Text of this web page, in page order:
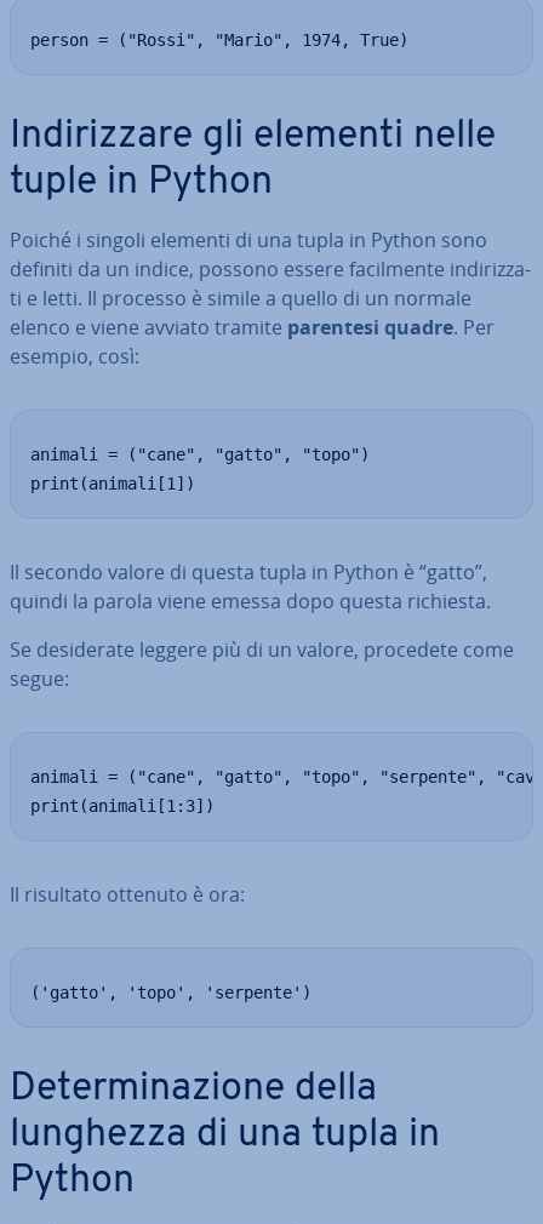
person = ("Rossi", "Mario", 1974, True)
In­di­riz­za­re gli elementi nelle
tuple in Python
Poiché i singoli elementi di una tupla in Python sono
definiti da un indice, possono essere fa­cil­men­te in­di­riz­za­
ti e letti. Il processo è simile a quello di un normale
elenco e viene avviato tramite parentesi quadre. Per
esempio, così:
animali = ("cane", "gatto", "topo")
print(animali[1])
Il secondo valore di questa tupla in Python è “gatto”,
quindi la parola viene emessa dopo questa richiesta.
Se de­si­de­ra­te leggere più di un valore, procedete come
segue:
animali = ("cane", "gatto", "topo", "serpente",
print(animali[1:3])
Il risultato ottenuto è ora:
('gatto', 'topo', 'serpente')
De­ter­mi­na­zio­ne della
lunghezza di una tupla in
Python